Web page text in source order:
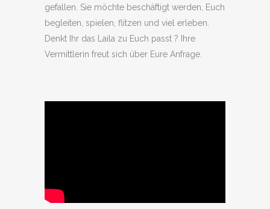
gefallen. Sie möchte beschäftigt werden, Euch
begleiten, spielen, flitzen und viel erleben.
Denkt Ihr das Laila zu Euch passt ? Ihre
Vermittlerin freut sich über Eure Anfrage.